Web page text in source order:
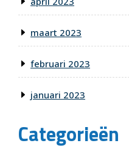
maart 2023
februari 2023
januari 2023
Categorieën